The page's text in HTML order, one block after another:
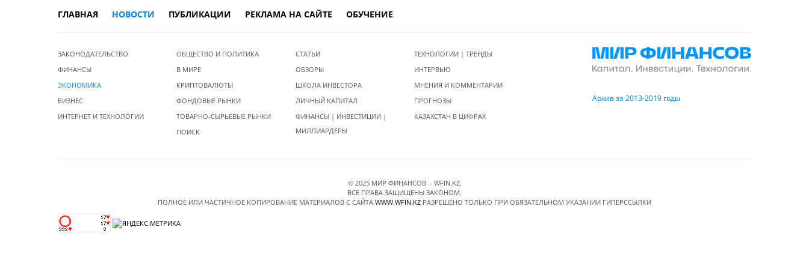
ГЛАВНАЯ НОВОСТИ ПУБЛИКАЦИИ РЕКЛАМА НА САЙТЕ ОБУЧЕНИЕ
ЗАКОНОДАТЕЛЬСТВО
ФИНАНСЫ
ЭКОНОМИКА
БИЗНЕС
ИНТЕРНЕТ И ТЕХНОЛОГИИ
ОБЩЕСТВО И ПОЛИТИКА
В МИРЕ
КРИПТОВАЛЮТЫ
ФОНДОВЫЕ РЫНКИ
ТОВАРНО-СЫРЬЕВЫЕ РЫНКИ
ПОИСК
СТАТЬИ
ОБЗОРЫ
ШКОЛА ИНВЕСТОРА
ЛИЧНЫЙ КАПИТАЛ
ФИНАНСЫ | ИНВЕСТИЦИИ |
МИЛЛИАРДЕРЫ
ТЕХНОЛОГИИ | ТРЕНДЫ
ИНТЕРВЬЮ
МНЕНИЯ И КОММЕНТАРИИ
ПРОГНОЗЫ
КАЗАХСТАН В ЦИФРАХ
Архив за 2013-2019 годы
© 2025 МИР ФИНАНСОВ - WFIN.KZ.
ВСЕ ПРАВА ЗАЩИЩЕНЫ ЗАКОНОМ.
ПОЛНОЕ ИЛИ ЧАСТИЧНОЕ КОПИРОВАНИЕ МАТЕРИАЛОВ C САЙТА WWW.WFIN.KZ РАЗРЕШЕНО ТОЛЬКО ПРИ ОБЯЗАТЕЛЬНОМ УКАЗАНИИ ГИПЕРССЫЛКИ